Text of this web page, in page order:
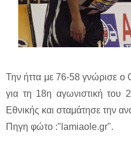
Την ήττα με 76-58 γνώρισε
για τη 18η αγωνιστική του
Εθνικής και σταμάτησε την
Πηγη φώτο :"lamiaole.gr".